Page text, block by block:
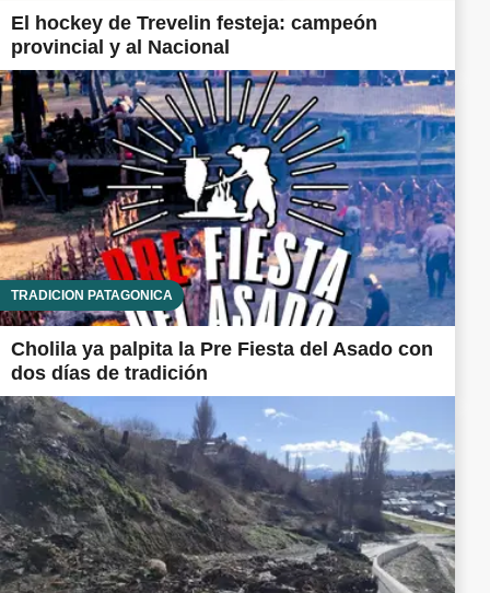
El hockey de Trevelin festeja: campeón
provincial y al Nacional
TRADICIÓN PATAGÓNICA
Cholila ya palpita la Pre Fiesta del Asado con
dos días de tradición